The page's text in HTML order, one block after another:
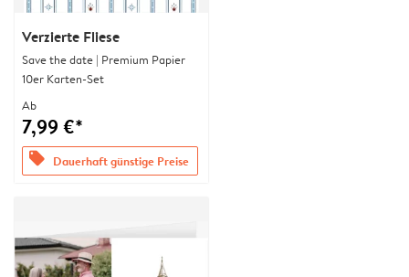
Verzierte Fliese
Save the date | Premium Papier
10er Karten-Set
Ab
7,99 €*
offers Dauerhaft günstige Preise